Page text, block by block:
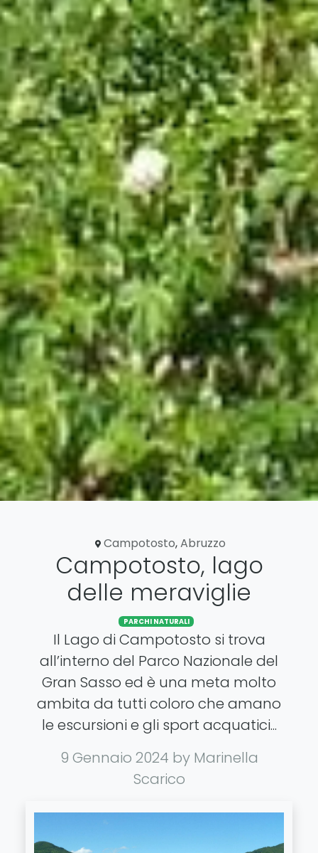
Campotosto,Abruzzo
Campotosto, lago
delle meraviglie
Il Lago di Campotosto si trova
all’interno del Parco Nazionale del
Gran Sasso ed è una meta molto
ambita da tutti coloro che amano
le escursioni e gli sport acquatici...
9 Gennaio 2024by Marinella